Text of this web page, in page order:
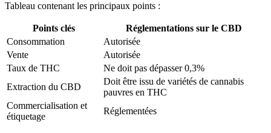
Tableau contenant les principaux points :
Points clés
Réglementations sur le CBD
Consommation
Autorisée
Vente
Autorisée
Taux de THC
Ne doit pas dépasser 0,3%
Extraction du CBD
Doit être issu de variétés de cannabis
pauvres en THC
Commercialisation et
étiquetage
Réglementées